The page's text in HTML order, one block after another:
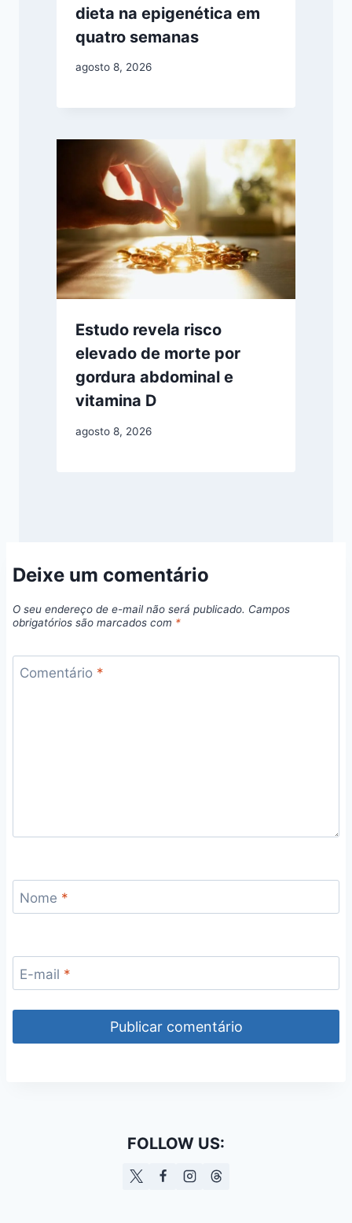
dieta na epigenética em
quatro semanas
agosto 8, 2026
Estudo revela risco
elevado de morte por
gordura abdominal e
vitamina D
agosto 8, 2026
Deixe um comentário
O seu endereço de e-mail não será publicado. Campos
obrigatórios são marcados com *
Comentário *
Nome *
E-mail *
FOLLOW US: